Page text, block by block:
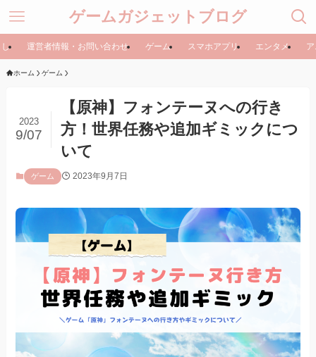
ゲームガジェットブログ
運営者情報・お問い合わせ ゲーム スマホアプリ エンタメ
ホーム ゲーム
【原神】フォンテーヌへの行き
方！世界任務や追加ギミックにつ
いて
2023
9/07
ゲーム 2023年9月7日